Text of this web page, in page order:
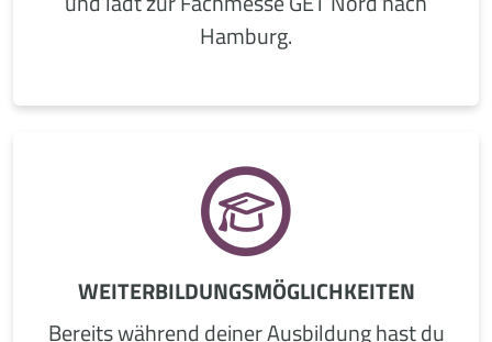
Hamburg.
WEITERBILDUNGS­MÖGLICHKEITEN
Bereits während deiner Ausbildung hast du